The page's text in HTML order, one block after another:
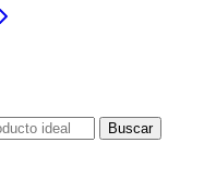
Buscar